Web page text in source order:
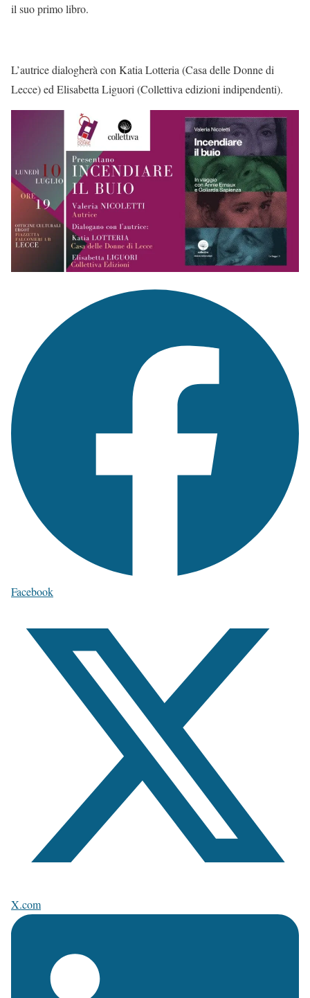
il suo primo libro.
L’autrice dialogherà con Katia Lotteria (Casa delle Donne di
Lecce) ed Elisabetta Liguori (Collettiva edizioni indipendenti).
Facebook
X.com